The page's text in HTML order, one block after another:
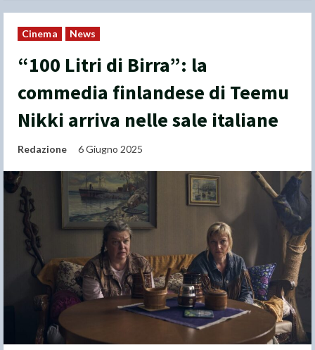
Cinema News
“100 Litri di Birra”: la
commedia finlandese di Teemu
Nikki arriva nelle sale italiane
Redazione 6 Giugno 2025